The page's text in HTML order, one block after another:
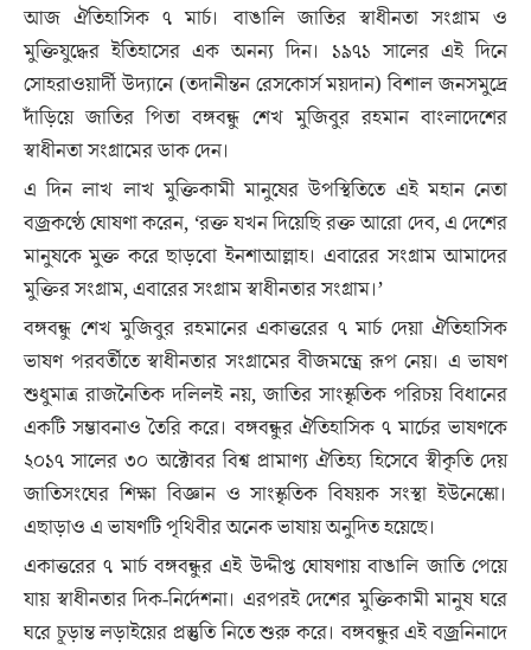
আজ ঐতিহাসিক ৭ মার্চ। বাঙালি জাতির স্বাধীনতা সংগ্রাম ও
মুক্তিযুদ্ধের ইতিহাসের এক অনন্য দিন। ১৯৭১ সালের এই দিনে
সোহরাওয়ার্দী উদ্যানে (তদানীন্তন রেসকোর্স ময়দান) বিশাল জনসমুদ্রে
দাঁড়িয়ে জাতির পিতা বঙ্গবন্ধু শেখ মুজিবুর রহমান বাংলাদেশের
স্বাধীনতা সংগ্রামের ডাক দেন।
এ দিন লাখ লাখ মুক্তিকামী মানুষের উপস্থিতিতে এই মহান নেতা
বজ্রকণ্ঠে ঘোষণা করেন, ‘রক্ত যখন দিয়েছি রক্ত আরো দেব, এ দেশের
মানুষকে মুক্ত করে ছাড়বো ইনশাআল্লাহ। এবারের সংগ্রাম আমাদের
মুক্তির সংগ্রাম, এবারের সংগ্রাম স্বাধীনতার সংগ্রাম।’
বঙ্গবন্ধু শেখ মুজিবুর রহমানের একাত্তরের ৭ মার্চ দেয়া ঐতিহাসিক
ভাষণ পরবর্তীতে স্বাধীনতার সংগ্রামের বীজমন্ত্রে রূপ নেয়। এ ভাষণ
শুধুমাত্র রাজনৈতিক দলিলই নয়, জাতির সাংস্কৃতিক পরিচয় বিধানের
একটি সম্ভাবনাও তৈরি করে। বঙ্গবন্ধুর ঐতিহাসিক ৭ মার্চের ভাষণকে
২০১৭ সালের ৩০ অক্টোবর বিশ্ব প্রামাণ্য ঐতিহ্য হিসেবে স্বীকৃতি দেয়
জাতিসংঘের শিক্ষা বিজ্ঞান ও সাংস্কৃতিক বিষয়ক সংস্থা ইউনেস্কো।
এছাড়াও এ ভাষণটি পৃথিবীর অনেক ভাষায় অনুদিত হয়েছে।
একাত্তরের ৭ মার্চ বঙ্গবন্ধুর এই উদ্দীপ্ত ঘোষণায় বাঙালি জাতি পেয়ে
যায় স্বাধীনতার দিক-নির্দেশনা। এরপরই দেশের মুক্তিকামী মানুষ ঘরে
ঘরে চূড়ান্ত লড়াইয়ের প্রস্তুতি নিতে শুরু করে। বঙ্গবন্ধুর এই বজ্রনিনাদে